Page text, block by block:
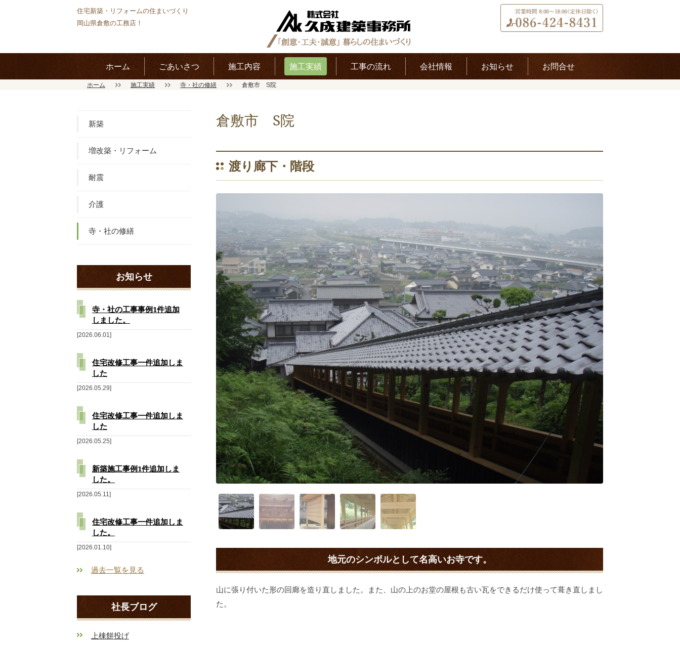
住宅新築・リフォームの住まいづくり
岡山県倉敷の工務店！
ホーム ごあいさつ 施工内容 施工実績 工事の流れ 会社情報 お知らせ お問合せ
ホーム 施工実績 寺・社の修繕 倉敷市 S院
倉敷市 S院
地元のシンボルとして名高いお寺です。
山に張り付いた形の回廊を造り直しました。また、山の上のお堂の屋根も古い瓦をできるだけ使って葺き直しまし
た。
渡り廊下・階段
新築
増改築・リフォーム
耐震
介護
寺・社の修繕
お知らせ
2026.06.01
寺・社の工事事例1件追加
しました。
2026.05.29
住宅改修工事一件追加しま
した
2026.05.25
住宅改修工事一件追加しま
した
2026.05.11
新築施工事例1件追加しま
した。
2026.01.10
住宅改修工事一件追加しま
した。
過去一覧を見る
社長ブログ
上棟餅投げ